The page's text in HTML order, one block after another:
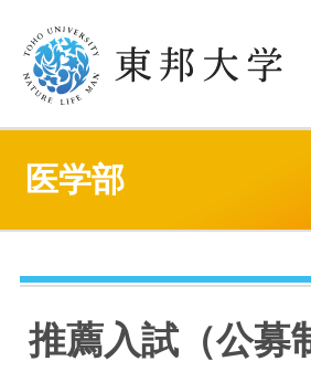
医学部
推薦入試（公募